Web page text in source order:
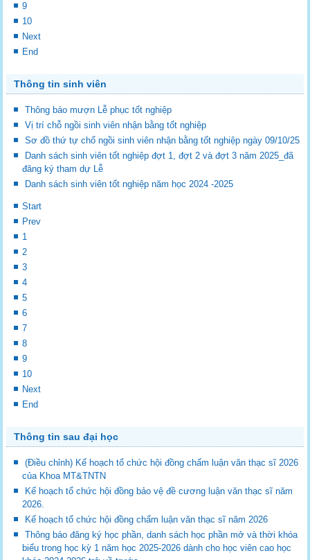
9
10
Next
End
Thông tin sinh viên
Thông báo mượn Lễ phục tốt nghiệp
Vị trí chỗ ngồi sinh viên nhận bằng tốt nghiệp
Sơ đồ thứ tự chổ ngồi sinh viên nhận bằng tốt nghiệp ngày 09/10/25
Danh sách sinh viên tốt nghiệp đợt 1, đợt 2 và đợt 3 năm 2025_đã
đăng ký tham dự Lễ
Danh sách sinh viên tốt nghiệp năm học 2024 -2025
Start
Prev
1
2
3
4
5
6
7
8
9
10
Next
End
Thông tin sau đại học
(Điều chỉnh) Kế hoạch tổ chức hội đồng chấm luận văn thạc sĩ 2026
của Khoa MT&TNTN
Kế hoạch tổ chức hội đồng bảo vệ đề cương luận văn thạc sĩ năm
2026.
Kế hoạch tổ chức hội đồng chấm luận văn thạc sĩ năm 2026
Thông báo đăng ký học phần, danh sách học phần mở và thời khóa
biểu trong học kỳ 1 năm học 2025-2026 dành cho học viên cao học